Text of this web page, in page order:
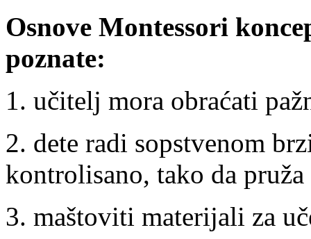
Osnove Montessori
poznate:
1. učitelj mora obraćati
2. dete radi sopstvenom
kontrolisano, tako da pruža
3. maštoviti materijali za